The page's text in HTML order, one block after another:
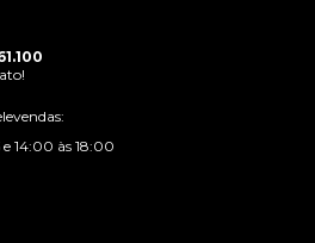
e 14:00 às 18:00